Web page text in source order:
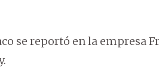
se reportó en la empresa